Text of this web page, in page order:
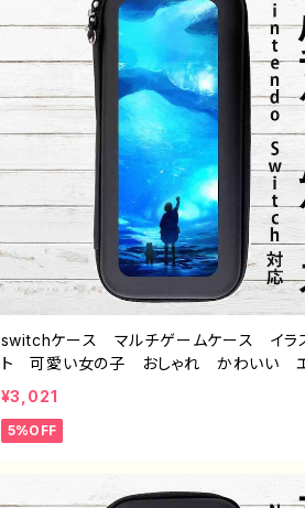
switchケース マルチゲームケース イラ
ト 可愛い女の子 おしゃれ かわいい
い 風景 綺麗 美しい 景色 ファンタジ
ー スイッチケース カバー 個性的 おす
め 人気 イラストレーター クリエイタ
¥3,021
5%OFF